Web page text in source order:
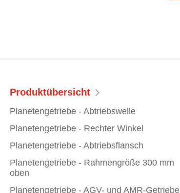
Produktübersicht
Planetengetriebe - Abtriebswelle
Planetengetriebe - Rechter Winkel
Planetengetriebe - Abtriebsflansch
Planetengetriebe - Rahmengröße 300 mm
oben
Planetengetriebe - AGV- und AMR-Getriebe